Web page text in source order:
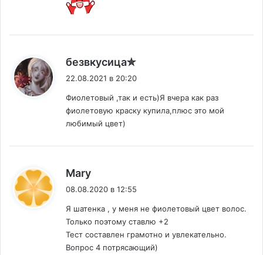
безвкусица✮:
22.08.2021 в 20:20
Фиолетовый ,так и есть)Я вчера как раз
фиолетовую краску купила,плюс это мой
любимый цвет)
Mary
08.08.2020 в 12:55
Я шатенка , у меня не фиолетовый цвет волос.
Только поэтому ставлю +2
Тест составлен грамотно и увлекательно.
Вопрос 4 потрясающий)